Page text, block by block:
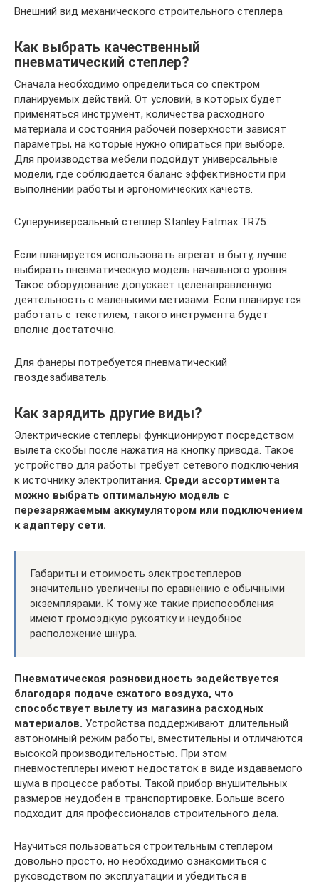
Внешний вид механического строительного степлера
Как выбрать качественный
пневматический степлер?
Сначала необходимо определиться со спектром
планируемых действий. От условий, в которых будет
применяться инструмент, количества расходного
материала и состояния рабочей поверхности зависят
параметры, на которые нужно опираться при выборе.
Для производства мебели подойдут универсальные
модели, где соблюдается баланс эффективности при
выполнении работы и эргономических качеств.
Суперуниверсальный степлер Stanley Fatmax TR75.
Если планируется использовать агрегат в быту, лучше
выбирать пневматическую модель начального уровня.
Такое оборудование допускает целенаправленную
деятельность с маленькими метизами. Если планируется
работать с текстилем, такого инструмента будет
вполне достаточно.
Для фанеры потребуется пневматический
гвоздезабиватель.
Как зарядить другие виды?
Электрические степлеры функционируют посредством
вылета скобы после нажатия на кнопку привода. Такое
устройство для работы требует сетевого подключения
к источнику электропитания. Среди ассортимента
можно выбрать оптимальную модель с
перезаряжаемым аккумулятором или подключением
к адаптеру сети.
Габариты и стоимость электростеплеров
значительно увеличены по сравнению с обычными
экземплярами. К тому же такие приспособления
имеют громоздкую рукоятку и неудобное
расположение шнура.
Пневматическая разновидность задействуется
благодаря подаче сжатого воздуха, что
способствует вылету из магазина расходных
материалов. Устройства поддерживают длительный
автономный режим работы, вместительны и отличаются
высокой производительностью. При этом
пневмостеплеры имеют недостаток в виде издаваемого
шума в процессе работы. Такой прибор внушительных
размеров неудобен в транспортировке. Больше всего
подходит для профессионалов строительного дела.
Научиться пользоваться строительным степлером
довольно просто, но необходимо ознакомиться с
руководством по эксплуатации и убедиться в